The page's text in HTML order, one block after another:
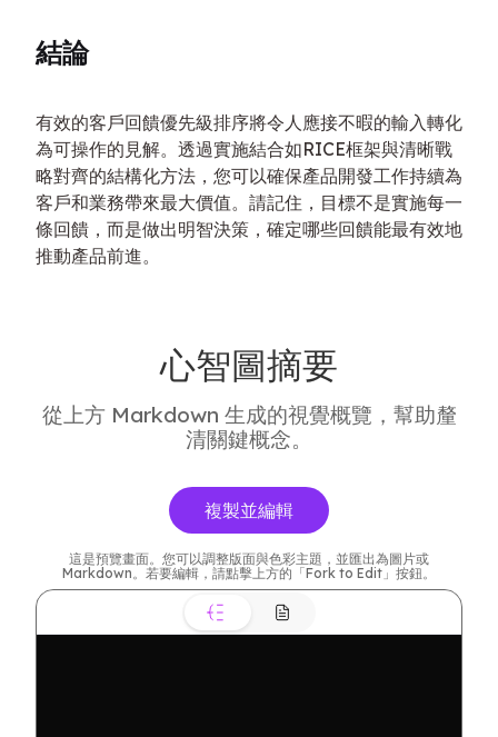
結論
有效的客戶回饋優先級排序將令人應接不暇的輸入轉化
為可操作的見解。透過實施結合如RICE框架與清晰戰
略對齊的結構化方法，您可以確保產品開發工作持續為
客戶和業務帶來最大價值。請記住，目標不是實施每一
條回饋，而是做出明智決策，確定哪些回饋能最有效地
推動產品前進。
心智圖摘要
從上方 Markdown 生成的視覺概覽，幫助釐
清關鍵概念。
複製並編輯
這是預覽畫面。您可以調整版面與色彩主題，並匯出為圖片或
Markdown。若要編輯，請點擊上方的「Fork to Edit」按鈕。